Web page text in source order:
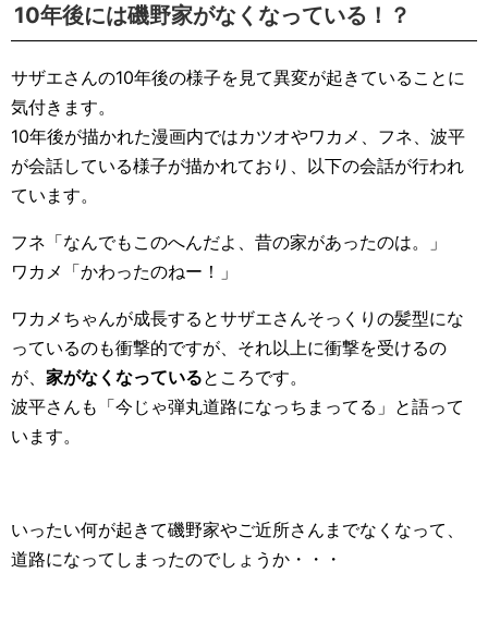
10年後には磯野家がなくなっている！？
サザエさんの10年後の様子を見て異変が起きていることに
気付きます。
10年後が描かれた漫画内ではカツオやワカメ、フネ、波平
が会話している様子が描かれており、以下の会話が行われ
ています。
フネ「なんでもこのへんだよ、昔の家があったのは。」
ワカメ「かわったのねー！」
ワカメちゃんが成長するとサザエさんそっくりの髪型にな
っているのも衝撃的ですが、それ以上に衝撃を受けるの
が、 家がなくなっているところです。
波平さんも「今じゃ弾丸道路になっちまってる」と語って
います。
いったい何が起きて磯野家やご近所さんまでなくなって、
道路になってしまったのでしょうか・・・